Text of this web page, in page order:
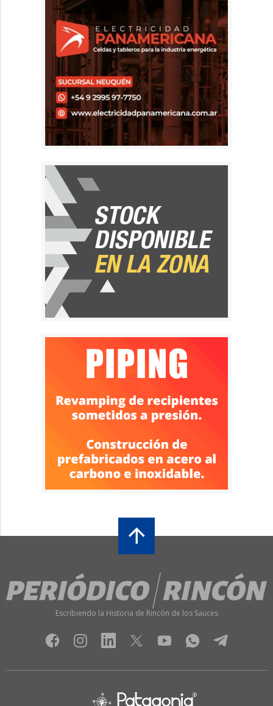
Escribiendo la Historia de Rincón de los Sauces